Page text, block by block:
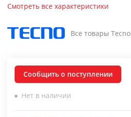
Смотреть все характеристики
Все товары Tecno
Сообщить о поступлении
Нет в наличии